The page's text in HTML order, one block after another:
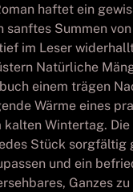
haftet ein
sanftes Summen von
im Leser
Natürliche
einem trägen
Wärme eines
kalten Wintertag.
Stück sorgfältig
und ein
Ganzes